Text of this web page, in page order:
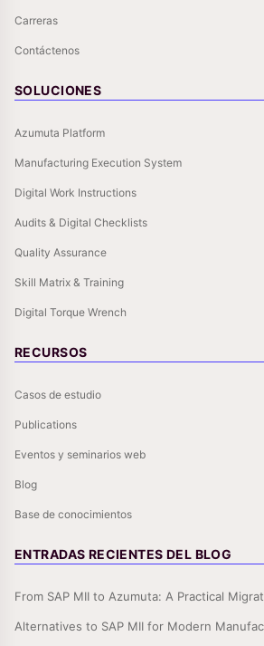
Carreras
Contáctenos
SOLUCIONES
Azumuta Platform
Manufacturing Execution System
Digital Work Instructions
Audits & Digital Checklists
Quality Assurance
Skill Matrix & Training
Digital Torque Wrench
RECURSOS
Casos de estudio
Publications
Eventos y seminarios web
Blog
Base de conocimientos
ENTRADAS RECIENTES DEL BLOG
From SAP MII to Azumuta: A Practical
Alternatives to SAP MII for Modern